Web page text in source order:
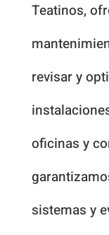
Teatinos,
revisar y
oficinas y
sistemas y